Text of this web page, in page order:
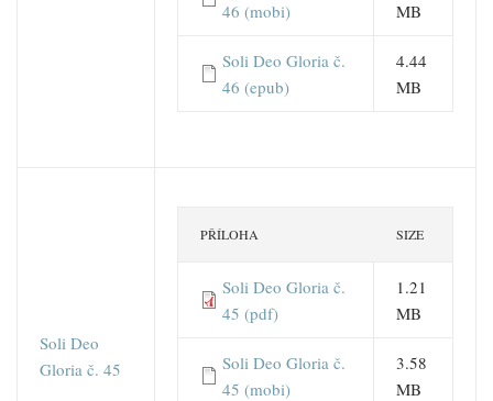
46 (mobi)
MB
Soli Deo Gloria č.
46 (epub)
4.44
MB
Soli Deo
Gloria č. 45
PŘÍLOHA SIZE
Soli Deo Gloria č.
45 (pdf)
1.21
MB
Soli Deo Gloria č.
45 (mobi)
3.58
MB